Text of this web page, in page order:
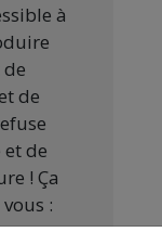
à
de
de
! Ça
: